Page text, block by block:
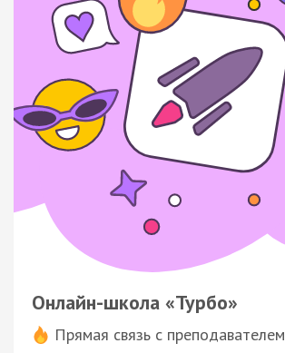
Онлайн-школа «Турбо»
Прямая связь с преподавателем